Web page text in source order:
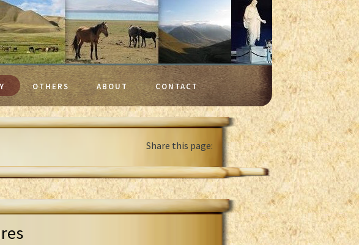
OTHERS ABOUT CONTACT
Share this page: